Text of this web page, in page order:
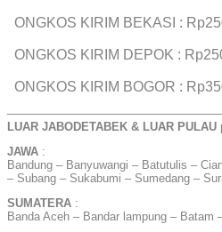
ONGKOS KIRIM BEKASI :
ONGKOS KIRIM DEPOK :
ONGKOS KIRIM BOGOR :
LUAR JABODETABEK & LUAR PULAU
JAWA :
Bandung – Banyuwangi – Batutulis –
– Subang – Sukabumi – Sumedang –
SUMATERA :
Banda Aceh – Bandar lampung –